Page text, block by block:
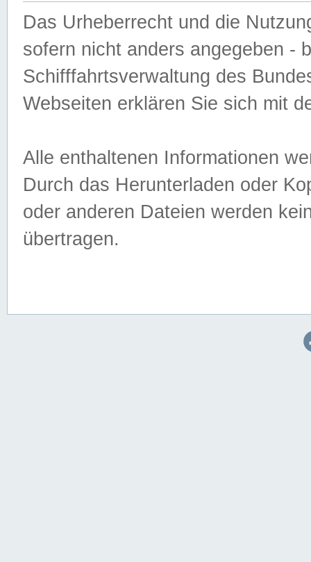
Das Urheberrecht und die
sofern nicht anders angegeben -
Schifffahrtsverwaltung des
Webseiten erklären Sie sich mit
Alle enthaltenen Informationen
Durch das Herunterladen oder
oder anderen Dateien werden
übertragen.